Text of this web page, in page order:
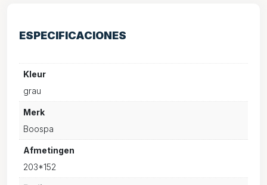
ESPECIFICACIONES
Kleur
grau
Merk
Boospa
Afmetingen
203*152